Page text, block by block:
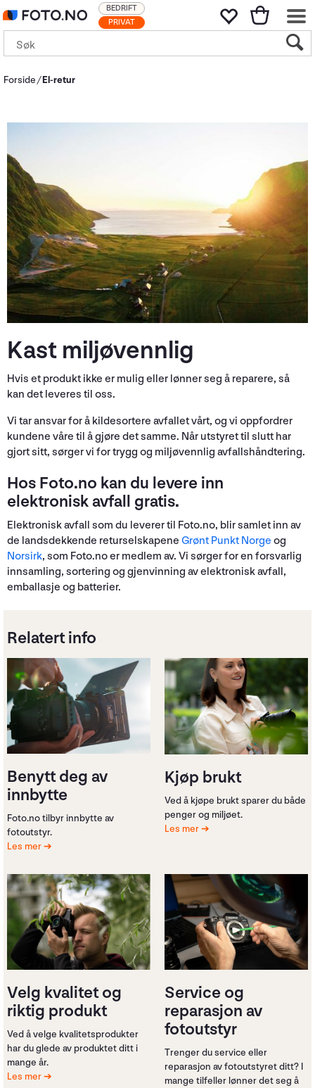
PRIVAT
BEDRIFT
Forside El-retur
Kast miljøvennlig
Hvis et produkt ikke er mulig eller lønner seg å reparere, så
kan det leveres til oss.
Vi tar ansvar for å kildesortere avfallet vårt, og vi oppfordrer
kundene våre til å gjøre det samme. Når utstyret til slutt har
gjort sitt, sørger vi for trygg og miljøvennlig avfallshåndtering.
Hos Foto.no kan du levere inn
elektronisk avfall gratis.
Elektronisk avfall som du leverer til Foto.no, blir samlet inn av
de landsdekkende returselskapene Grønt Punkt Norge og
Norsirk, som Foto.no er medlem av. Vi sørger for en forsvarlig
innsamling, sortering og gjenvinning av elektronisk avfall,
emballasje og batterier.
Relatert info
Benytt deg av
innbytte
Foto.no tilbyr innbytte av
fotoutstyr.
Les mer
Kjøp brukt
Ved å kjøpe brukt sparer du både
penger og miljøet.
Les mer
Velg kvalitet og
riktig produkt
Ved å velge kvalitetsprodukter
har du glede av produktet ditt i
mange år.
Les mer
Service og
reparasjon av
fotoutstyr
Trenger du service eller
reparasjon av fotoutstyret ditt? I
mange tilfeller lønner det seg å